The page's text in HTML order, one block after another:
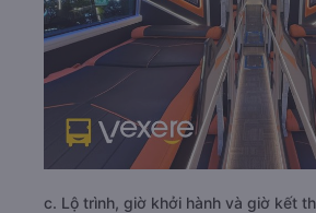
c. Lộ trình, giờ khởi hành và giờ kết